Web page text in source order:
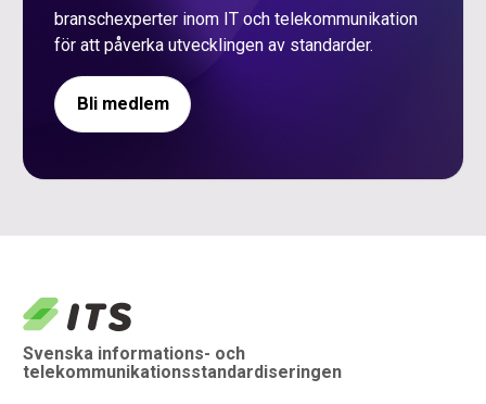
branschexperter inom IT och telekommunikation
för att påverka utvecklingen av standarder.
Bli medlem
logo
Svenska informations- och
telekommunikationsstandardiseringen